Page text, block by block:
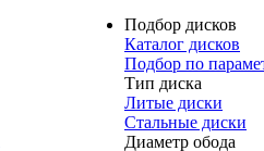
Подбор дисков
Каталог дисков
Подбор по
Тип диска
Литые диски
Стальные диски
Диаметр обода